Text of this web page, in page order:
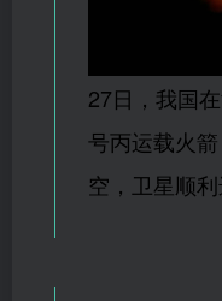
27日，我国
号丙运载火
空，卫星顺利